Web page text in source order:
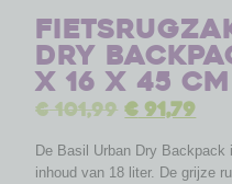
Dry
x 16 x 45
€101,99 €91,79
De Basil Urban Dry
inhoud van 18 liter. De grijze